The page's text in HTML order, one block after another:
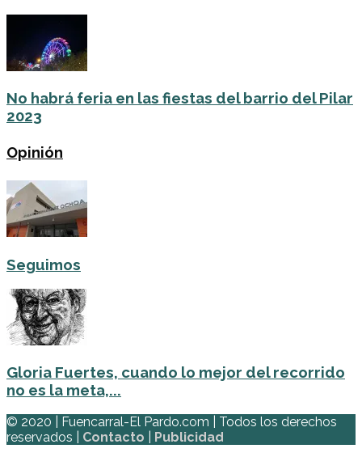
No habrá feria en las fiestas del barrio del Pilar
2023
Opinión
Seguimos
Gloria Fuertes, cuando lo mejor del recorrido
no es la meta,...
© 2020 | Fuencarral-El Pardo.com | Todos los derechos
reservados | Contacto Publicidad